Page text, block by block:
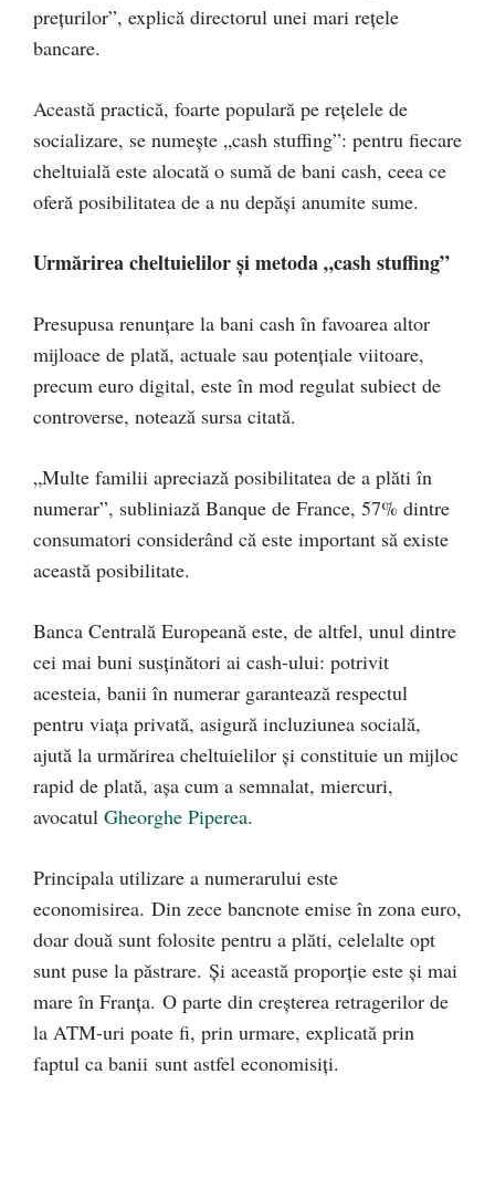
prețurilor”, explică directorul unei mari rețele
bancare.
Această practică, foarte populară pe rețelele de
socializare, se numește „cash stuffing”: pentru fiecare
cheltuială este alocată o sumă de bani cash, ceea ce
oferă posibilitatea de a nu depăși anumite sume.
Urmărirea cheltuielilor și metoda „cash stuffing”
Presupusa renunțare la bani cash în favoarea altor
mijloace de plată, actuale sau potențiale viitoare,
precum euro digital, este în mod regulat subiect de
controverse, notează sursa citată.
„Multe familii apreciază posibilitatea de a plăti în
numerar”, subliniază Banque de France, 57% dintre
consumatori considerând că este important să existe
această posibilitate.
Banca Centrală Europeană este, de altfel, unul dintre
cei mai buni susținători ai cash-ului: potrivit
acesteia, banii în numerar garantează respectul
pentru viața privată, asigură incluziunea socială,
ajută la urmărirea cheltuielilor și constituie un mijloc
rapid de plată, așa cum a semnalat, miercuri,
avocatul Gheorghe Piperea.
Principala utilizare a numerarului este
economisirea. Din zece bancnote emise în zona euro,
doar două sunt folosite pentru a plăti, celelalte opt
sunt puse la păstrare. Și această proporție este și mai
mare în Franța. O parte din creșterea retragerilor de
la ATM-uri poate fi, prin urmare, explicată prin
faptul ca banii sunt astfel economisiți.